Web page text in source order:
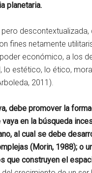
planetaria.
fines netamente
económico, a los
lo estético, lo ético,
2011).
debe promover la
vaya en la búsqueda
al cual se debe
(Morin, 1988); o
que construyen el